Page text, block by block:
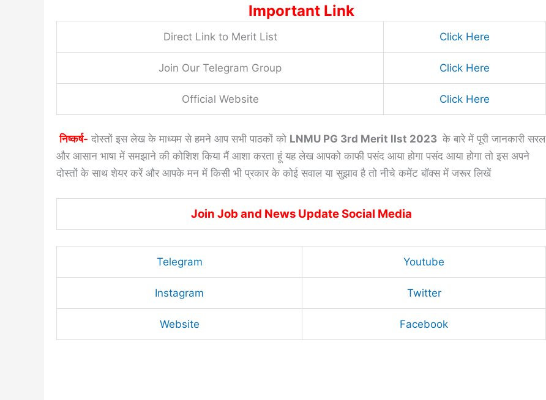
Important Link
Direct Link to Merit List Click Here
Join Our Telegram Group Click Here
Official Website Click Here
निष्कर्ष- दोस्तों इस लेख के माध्यम से हमने आप सभी पाठकों को LNMU PG 3rd Merit lIst 2023 के बारे में पूरी जानकारी सरल
और आसान भाषा में समझाने की कोशिश किया मैं आशा करता हूं यह लेख आपको काफी पसंद आया होगा पसंद आया होगा तो इस अपने
दोस्तों के साथ शेयर करें और आपके मन में किसी भी प्रकार के कोई सवाल या सुझाव है तो नीचे कमेंट बॉक्स में जरूर लिखें
Join Job and News Update Social Media
Telegram Youtube
Instagram Twitter
Website Facebook